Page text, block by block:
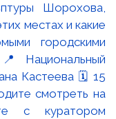
Шорохова,
местах и какие
городскими
Национальный
Кастеева 🗓 15
смотреть на
с куратором